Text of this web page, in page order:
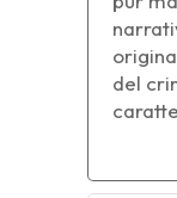
del